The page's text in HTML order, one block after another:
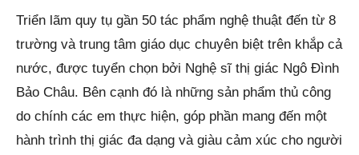
Triển lãm quy tụ gần 50 tác phẩm nghệ thuật đến từ 8
trường và trung tâm giáo dục chuyên biệt trên khắp cả
nước, được tuyển chọn bởi Nghệ sĩ thị giác Ngô Đình
Bảo Châu. Bên cạnh đó là những sản phẩm thủ công
do chính các em thực hiện, góp phần mang đến một
hành trình thị giác đa dạng và giàu cảm xúc cho người